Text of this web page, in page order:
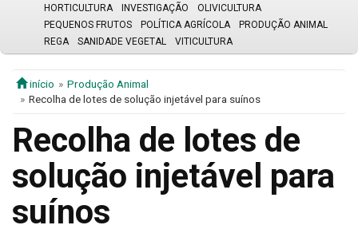
HORTICULTURA
INVESTIGAÇÃO
OLIVICULTURA
PEQUENOS FRUTOS
POLÍTICA AGRÍCOLA
PRODUÇÃO ANIMAL
REGA
SANIDADE VEGETAL VITICULTURA
início
Produção Animal
Recolha de lotes de solução injetável para suínos
Recolha de lotes de
solução injetável para
suínos